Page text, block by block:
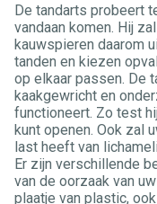
De tandarts probeert
vandaan komen. Hij
kauwspieren daarom
tanden en kiezen
op elkaar passen. De
kaakgewricht en
functioneert. Zo test
kunt openen. Ook zal
last heeft van
Er zijn verschillende
van de oorzaak van
plaatje van plastic,